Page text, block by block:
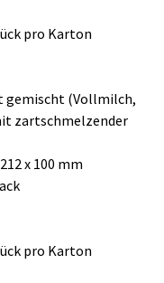
pro Karton
gemischt (Vollmilch,
zartschmelzender
x 100 mm
pro Karton